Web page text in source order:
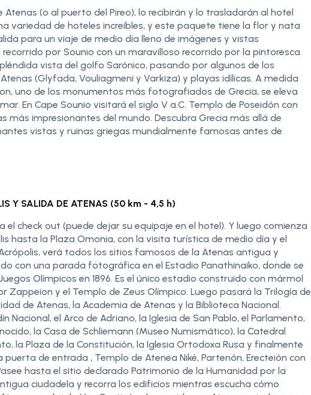
(o al puerto del Pireo), lo recibirán y lo trasladarán al hotel
variedad de hoteles increíbles, y este paquete tiene la flor y nata
para un viaje de medio día lleno de imágenes y vistas
recorrido por Sounio con un maravilloso recorrido por la pintoresca
vista del golfo Sarónico, pasando por algunos de los
(Glyfada, Vouliagmeni y Varkiza) y playas idílicas. A medida
uno de los monumentos más fotografiados de Grecia, se eleva
En Cape Sounio visitará el siglo V a.C. Templo de Poseidón con
más impresionantes del mundo. Descubra Grecia más allá de
vistas y ruinas griegas mundialmente famosas antes de
Y SALIDA DE ATENAS (50 km - 4,5 h)
el check out (puede dejar su equipaje en el hotel). Y luego comienza
hasta la Plaza Omonia, con la visita turística de medio día y el
verá todos los sitios famosos de la Atenas antigua y
con una parada fotográfica en el Estadio Panathinaiko, donde se
Olímpicos en 1896. Es el único estadio construido con mármol
Zappeion y el Templo de Zeus Olímpico. Luego pasará la Trilogía de
de Atenas, la Academia de Atenas y la Biblioteca Nacional.
Nacional, el Arco de Adriano, la Iglesia de San Pablo, el Parlamento,
la Casa de Schliemann (Museo Numismático), la Catedral
la Plaza de la Constitución, la Iglesia Ortodoxa Rusa y finalmente
puerta de entrada , Templo de Atenea Niké, Partenón, Erecteión con
hasta el sitio declarado Patrimonio de la Humanidad por la
ciudadela y recorra los edificios mientras escucha cómo